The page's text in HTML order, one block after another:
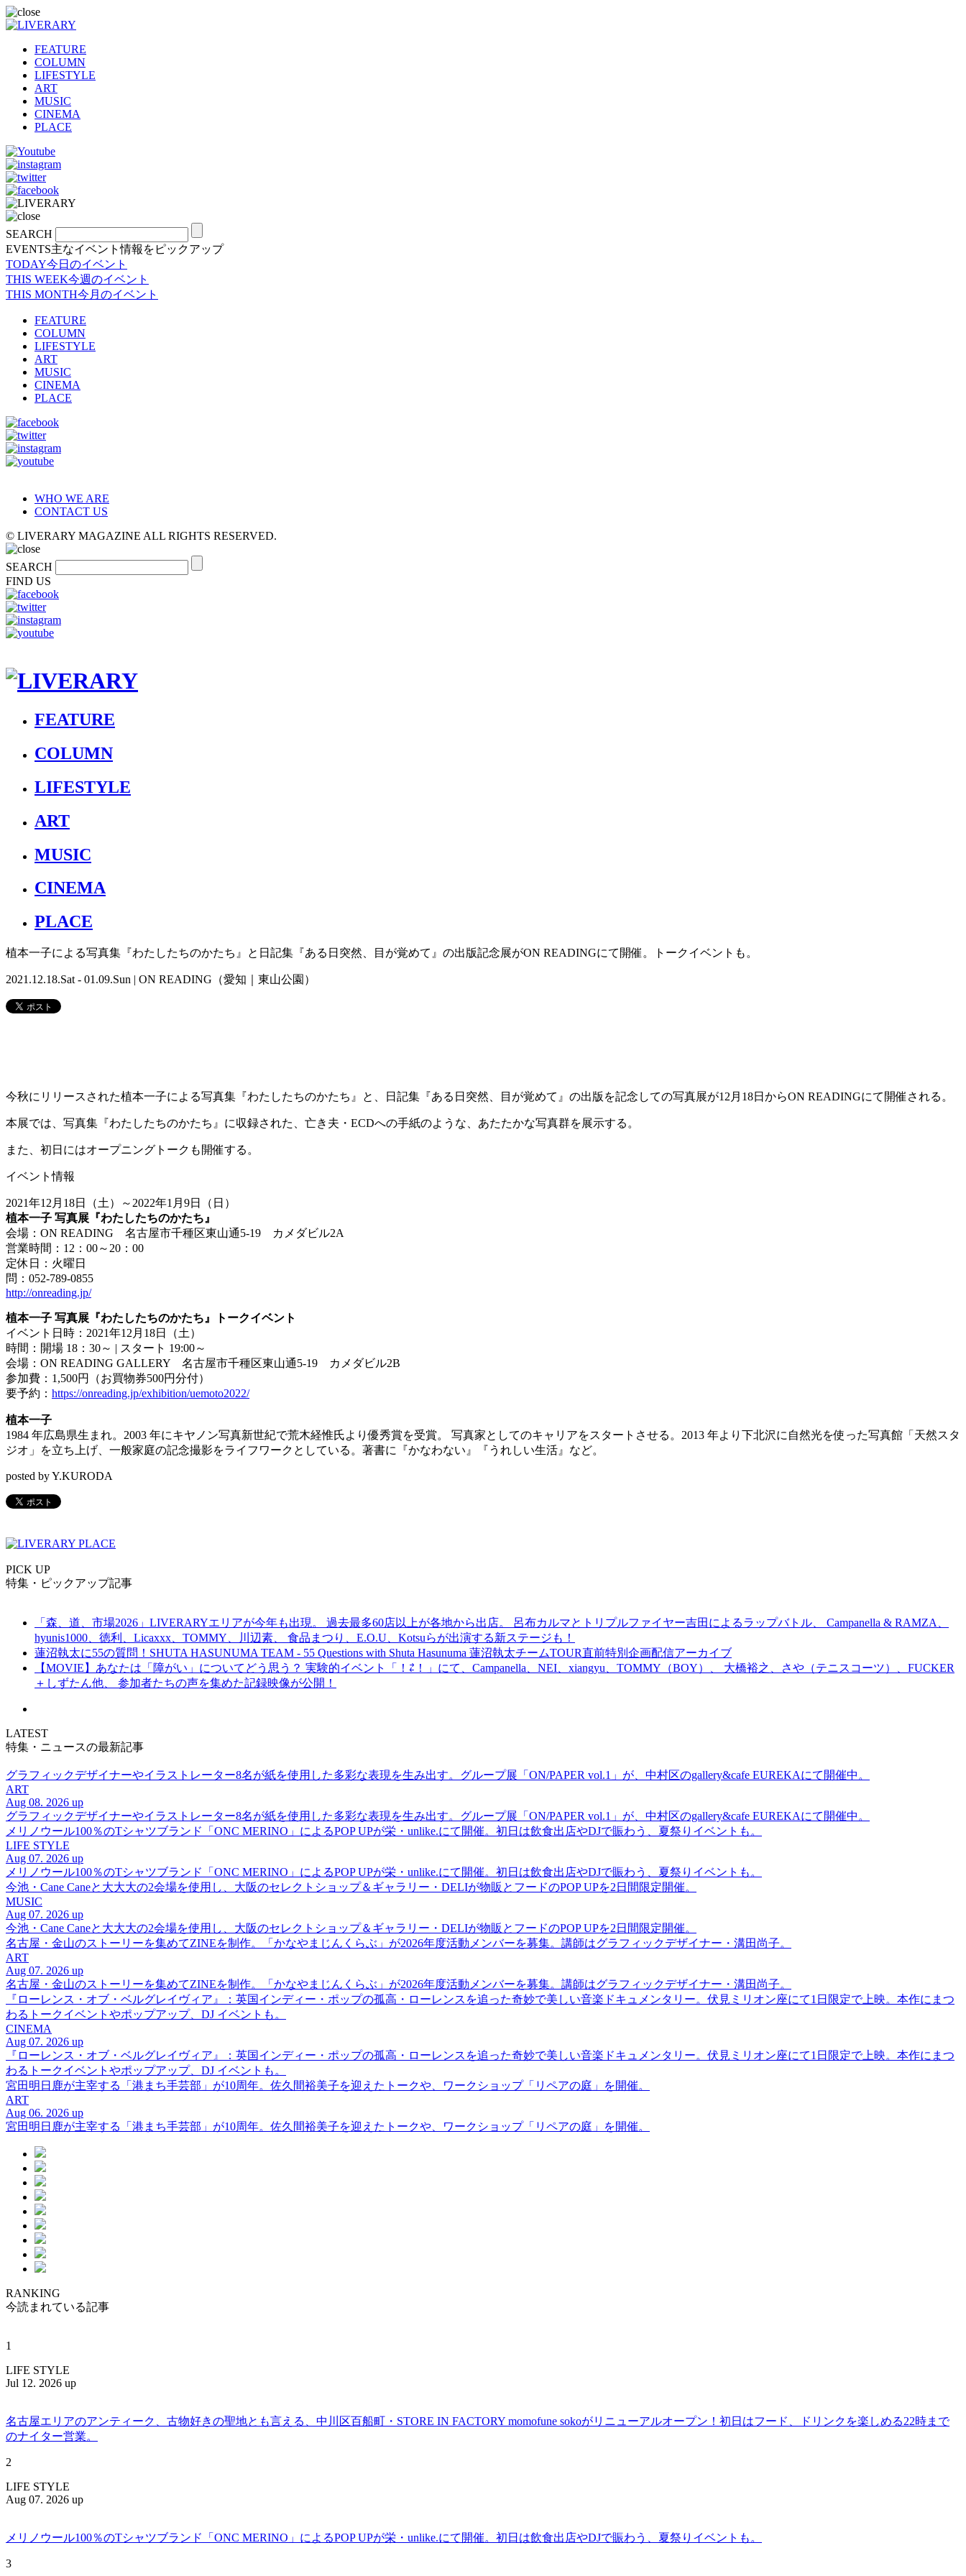
FEATURE
COLUMN
LIFESTYLE
ART
MUSIC
CINEMA
PLACE
SEARCH
EVENTS主なイベント情報をピックアップ
TODAY今日のイベント
THIS WEEK今週のイベント
THIS MONTH今月のイベント
FEATURE
COLUMN
LIFESTYLE
ART
MUSIC
CINEMA
PLACE
WHO WE ARE
CONTACT US
© LIVERARY MAGAZINE ALL RIGHTS RESERVED.
SEARCH
FIND US
FEATURE
COLUMN
LIFESTYLE
ART
MUSIC
CINEMA
PLACE
植本一子による写真集『わたしたちのかたち』と日記集『ある日突然、目が覚めて』の出版記念展がON READINGにて開催。トークイベントも。
2021.12.18.Sat - 01.09.Sun | ON READING（愛知｜東山公園）
今秋にリリースされた植本一子による写真集『わたしたちのかたち』と、日記集『ある日突然、目が覚めて』の出版を記念しての写真展が12月18日からON READINGにて開催される。
本展では、写真集『わたしたちのかたち』に収録された、亡き夫・ECDへの手紙のような、あたたかな写真群を展示する。
また、初日にはオープニングトークも開催する。
イベント情報
2021年12月18日（土）～2022年1月9日（日）
植本一子 写真展『わたしたちのかたち』
会場：ON READING 名古屋市千種区東山通5-19 カメダビル2A
営業時間：12：00～20：00
定休日：火曜日
問：052-789-0855
http://onreading.jp/
植本一子 写真展『わたしたちのかたち』トークイベント
イベント日時：2021年12月18日（土）
時間：開場 18：30～ | スタート 19:00～
会場：ON READING GALLERY 名古屋市千種区東山通5-19 カメダビル2B
参加費：1,500円（お買物券500円分付）
要予約： https://onreading.jp/exhibition/uemoto2022/
植本一子
1984 年広島県生まれ。2003 年にキヤノン写真新世紀で荒木経惟氏より優秀賞を受賞。 写真家としてのキャリアをスタートさせる。2013 年より下北沢に自然光を使った写真館「天然スタ
ジオ」を立ち上げ、一般家庭の記念撮影をライフワークとしている。著書に『かなわない』『うれしい生活』など。
posted by Y.KURODA
PICK UP
特集・ピックアップ記事
「森、道、市場2026」LIVERARYエリアが今年も出現。 過去最多60店以上が各地から出店。 呂布カルマとトリプルファイヤー吉田によるラップバトル、 Campanella & RAMZA、
hyunis1000、徳利、Licaxxx、TOMMY、川辺素、 食品まつり、E.O.U、Kotsuらが出演する新ステージも！
蓮沼執太に55の質問！SHUTA HASUNUMA TEAM - 55 Questions with Shuta Hasunuma 蓮沼執太チームTOUR直前特別企画配信アーカイブ
【MOVIE】あなたは「障がい」についてどう思う？ 実験的イベント「！⇄！」にて、Campanella、NEI、xiangyu、TOMMY（BOY）、 大橋裕之、さや（テニスコーツ）、FUCKER
＋しずたん他、 参加者たちの声を集めた記録映像が公開！
LATEST
特集・ニュースの最新記事
グラフィックデザイナーやイラストレーター8名が紙を使用した多彩な表現を生み出す。グループ展「ON/PAPER vol.1」が、中村区のgallery&cafe EUREKAにて開催中。
ART
Aug 08. 2026 up
グラフィックデザイナーやイラストレーター8名が紙を使用した多彩な表現を生み出す。グループ展「ON/PAPER vol.1」が、中村区のgallery&cafe EUREKAにて開催中。
メリノウール100％のTシャツブランド「ONC MERINO」によるPOP UPが栄・unlike.にて開催。初日は飲食出店やDJで賑わう、夏祭りイベントも。
LIFE STYLE
Aug 07. 2026 up
メリノウール100％のTシャツブランド「ONC MERINO」によるPOP UPが栄・unlike.にて開催。初日は飲食出店やDJで賑わう、夏祭りイベントも。
今池・Cane Caneと大大大の2会場を使用し、大阪のセレクトショップ＆ギャラリー・DELIが物販とフードのPOP UPを2日間限定開催。
MUSIC
Aug 07. 2026 up
今池・Cane Caneと大大大の2会場を使用し、大阪のセレクトショップ＆ギャラリー・DELIが物販とフードのPOP UPを2日間限定開催。
名古屋・金山のストーリーを集めてZINEを制作。「かなやまじんくらぶ」が2026年度活動メンバーを募集。講師はグラフィックデザイナー・溝田尚子。
ART
Aug 07. 2026 up
名古屋・金山のストーリーを集めてZINEを制作。「かなやまじんくらぶ」が2026年度活動メンバーを募集。講師はグラフィックデザイナー・溝田尚子。
『ローレンス・オブ・ベルグレイヴィア』：英国インディー・ポップの孤高・ローレンスを追った奇妙で美しい音楽ドキュメンタリー。伏見ミリオン座にて1日限定で上映。本作にまつ
わるトークイベントやポップアップ、DJ イベントも。
CINEMA
Aug 07. 2026 up
『ローレンス・オブ・ベルグレイヴィア』：英国インディー・ポップの孤高・ローレンスを追った奇妙で美しい音楽ドキュメンタリー。伏見ミリオン座にて1日限定で上映。本作にまつ
わるトークイベントやポップアップ、DJ イベントも。
宮田明日鹿が主宰する「港まち手芸部」が10周年。佐久間裕美子を迎えたトークや、ワークショップ「リペアの庭」を開催。
ART
Aug 06. 2026 up
宮田明日鹿が主宰する「港まち手芸部」が10周年。佐久間裕美子を迎えたトークや、ワークショップ「リペアの庭」を開催。
RANKING
今読まれている記事
1
LIFE STYLE
Jul 12. 2026 up
名古屋エリアのアンティーク、古物好きの聖地とも言える、中川区百船町・STORE IN FACTORY momofune sokoがリニューアルオープン！初日はフード、ドリンクを楽しめる22時まで
のナイター営業。
2
LIFE STYLE
Aug 07. 2026 up
メリノウール100％のTシャツブランド「ONC MERINO」によるPOP UPが栄・unlike.にて開催。初日は飲食出店やDJで賑わう、夏祭りイベントも。
3